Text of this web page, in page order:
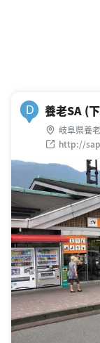
D 養老SA (
岐阜県養
http://